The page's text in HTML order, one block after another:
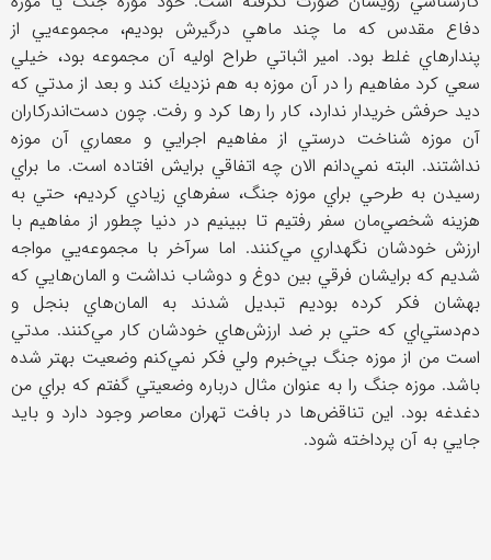
دفاع مقدس كه ما چند ماهي درگيرش بوديم، مجموعه‌يي از
پندارهاي غلط بود. امير اثباتي طراح اوليه آن مجموعه بود، خيلي
سعي كرد مفاهيم را در آن موزه به هم نزديك كند و بعد از مدتي كه
ديد حرفش خريدار ندارد، ‌كار را رها كرد و رفت. چون دست‌اندر‌كاران
آن موزه شناخت درستي از مفاهيم اجرايي و معماري آن موزه
نداشتند. البته نمي‌دانم الان چه اتفاقي برايش افتاده است. ما براي
رسيدن به طرحي براي موزه جنگ، سفرهاي زيادي كرديم، ‌حتي به
هزينه شخصي‌مان سفر رفتيم تا ببينيم در دنيا چطور از مفاهيم با
ارزش خودشان نگهداري مي‌كنند. اما سرآخر با مجموعه‌يي مواجه
شديم كه برايشان فرقي بين دوغ و دوشاب نداشت و المان‌هايي كه
بهشان فكر كرده بوديم تبديل شدند به المان‌هاي بنجل و
دم‌دستي‌اي كه حتي بر ضد ارزش‌هاي خودشان كار مي‌كنند. مدتي
است من از موزه جنگ بي‌خبرم ولي فكر نمي‌كنم وضعيت بهتر شده
باشد. موزه جنگ را به عنوان مثال درباره وضعيتي گفتم كه براي من
دغدغه بود. اين تناقض‌ها در بافت تهران معاصر وجود دارد و بايد
جايي به آن پرداخته شود.